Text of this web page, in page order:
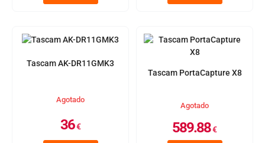
Tascam AK-DR11GMK3
Agotado
36€
Tascam PortaCapture X8
Agotado
589.88€